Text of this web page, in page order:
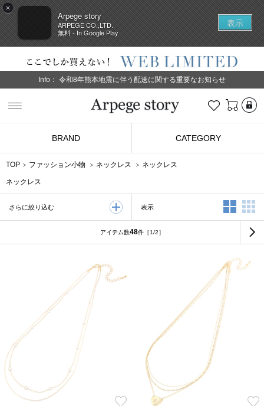
×
Arpege story
ARPEGE CO.,LTD.
無料 - In Google Play
表示
Info： 令和8年熊本地震に伴う配送に関する重要なお知らせ
お気に入り
BRAND CATEGORY
TOP ファッション小物 ネックレス ネックレス
ネックレス
さらに絞り込む 表示 2列表示
アイテム数48件［1/2］
お気に入り